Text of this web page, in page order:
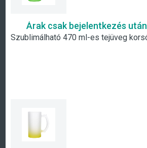
Árak csak bejelentkezés után